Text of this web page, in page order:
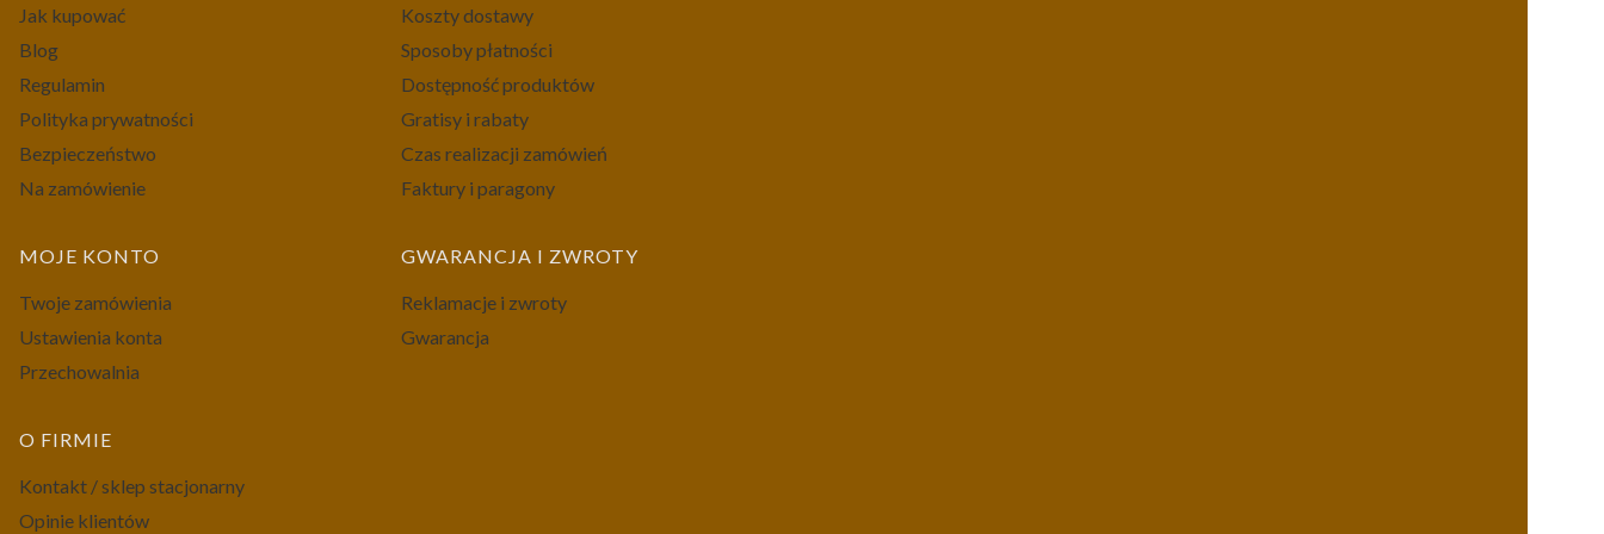
Jak kupować
Blog
Regulamin
Polityka prywatności
Bezpieczeństwo
Na zamówienie
Koszty dostawy
Sposoby płatności
Dostępność produktów
Gratisy i rabaty
Czas realizacji zamówień
Faktury i paragony
MOJE KONTO
Twoje zamówienia
Ustawienia konta
Przechowalnia
GWARANCJA I ZWROTY
Reklamacje i zwroty
Gwarancja
O FIRMIE
Kontakt / sklep stacjonarny
Opinie klientów